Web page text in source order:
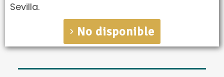
Sevilla.
No disponible